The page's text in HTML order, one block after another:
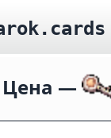
Цена —